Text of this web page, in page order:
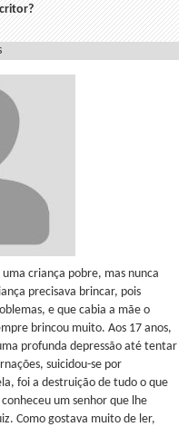
criança pobre, mas nunca
precisava brincar, pois
e que cabia a mãe o
brincou muito. Aos 17 anos,
profunda depressão até tentar
suicidou-se por
foi a destruição de tudo o que
um senhor que lhe
Como gostava muito de ler,